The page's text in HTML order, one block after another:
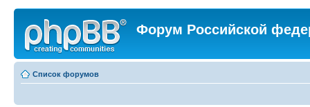
Форум Российской
Список форумов